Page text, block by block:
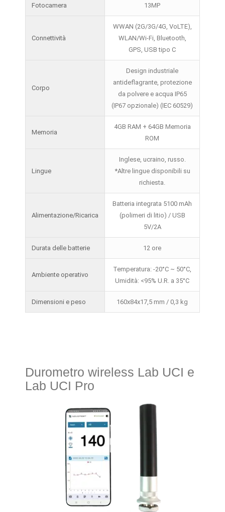
Fotocamera 13MP
Connettività
WWAN (2G/3G/4G, VoLTE),
WLAN/Wi-Fi, Bluetooth,
GPS, USB tipo C
Corpo
Design industriale
antideflagrante, protezione
da polvere e acqua IP65
(IP67 opzionale) (IEC 60529)
Memoria
4GB RAM + 64GB Memoria
ROM
Lingue
Inglese, ucraino, russo.
*Altre lingue disponibili su
richiesta.
Alimentazione/Ricarica
Batteria integrata 5100 mAh
(polimeri di litio) / USB
5V/2A
Durata delle batterie 12 ore
Ambiente operativo
Temperatura: -20°C ~ 50°C,
Umidità: <95% U.R. a 35°C
Dimensioni e peso 160х84x17,5 mm / 0,3 kg
Durometro wireless Lab UCI e
Lab UCI Pro